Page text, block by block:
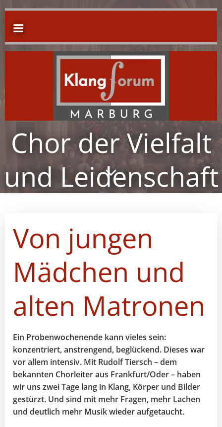
Zum
Chor der Vielfalt
und Leidenschaft
Von jungen
Mädchen und
alten Matronen
Ein Probenwochenende kann vieles sein:
konzentriert, anstrengend, beglückend. Dieses war
vor allem intensiv. Mit Rudolf Tiersch – dem
bekannten Chorleiter aus Frankfurt/Oder – haben
wir uns zwei Tage lang in Klang, Körper und Bilder
gestürzt. Und sind mit mehr Fragen, mehr Lachen
und deutlich mehr Musik wieder aufgetaucht.